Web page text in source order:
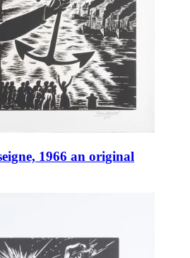
1966 an original